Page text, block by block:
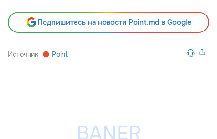
Подпишитесь на новости Point.md в Google
Источник Point